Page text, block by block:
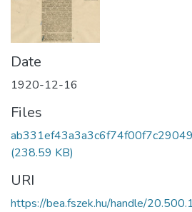
Date
1920-12-16
Files
(238.59 KB)
URI
https://bea.fszek.hu/handle/